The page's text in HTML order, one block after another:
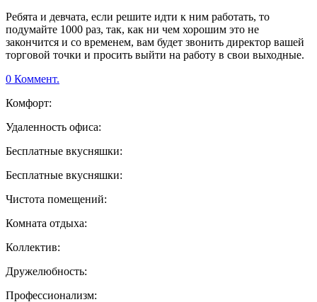
Ребята и девчата, если решите идти к ним работать, то
подумайте 1000 раз, так, как ни чем хорошим это не
закончится и со временем, вам будет звонить директор вашей
торговой точки и просить выйти на работу в свои выходные.
0 Коммент.
Комфорт:
Удаленность офиса:
Бесплатные вкусняшки:
Бесплатные вкусняшки:
Чистота помещений:
Комната отдыха:
Коллектив:
Дружелюбность:
Профессионализм: